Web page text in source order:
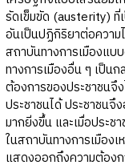
รัดเข็มขัด (austerity)
อันเป็นปฏิกิริยาต่อความ
สถาบันทางการเมืองแบ
ทางการเมืองอื่น ๆ เป็น
ต้องการของประชาชนจึ
ประชาชนได้ ประชาชน
มากยิ่งขึ้น และเมื่อประช
ในสถาบันทางการเมือง
แสดงออกถึงความต้อง